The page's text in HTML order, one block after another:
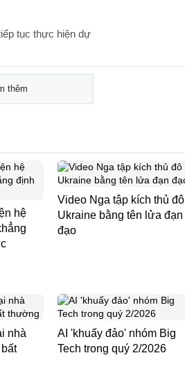
tục thực hiện dự
thêm
hệ
Video Nga tập kích thủ đô
Ukraine bằng tên lửa đạn
đạo
nhà
AI 'khuấy đảo' nhóm Big
Tech trong quý 2/2026